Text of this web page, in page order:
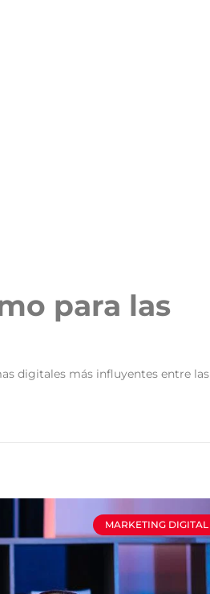
para las
digitales más influyentes entre las
MARKETING DIGITAL